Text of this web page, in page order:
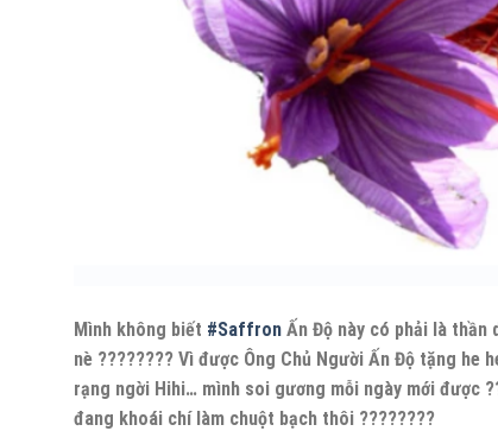
Mình không biết #Saffron Ấn Độ này có phải là thần
nè ???????? Vì được Ông Chủ Người Ấn Độ tặng he
rạng ngời Hihi… mình soi gương mỗi ngày mới được
đang khoái chí làm chuột bạch thôi ????????